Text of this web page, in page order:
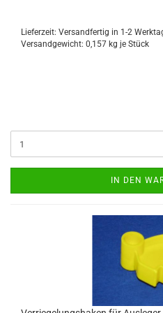
Lieferzeit: Versandfertig in 1-2
Versandgewicht: 0,157 kg je Stück
IN DEN